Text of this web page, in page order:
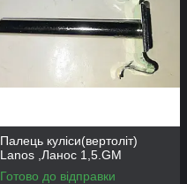
Палець куліси(вертоліт)
Lanos ,Ланос 1,5.GM
Готово до відправки